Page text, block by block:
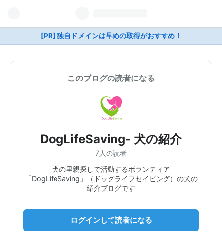
[PR] 独自ドメインは早めの取得がおすすめ！
このブログの読者になる
DogLifeSaving- 犬の紹介
7人の読者
犬の里親探しで活動するボランティア
「DogLifeSaving」（ドッグライフセイビング）の犬の
紹介ブログです
ログインして読者になる